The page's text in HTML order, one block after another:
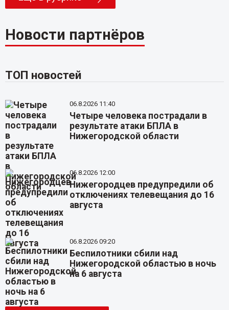
Новости партнёров
ТОП новостей
06.8.2026 11:40
Четыре человека пострадали в
результате атаки БПЛА в
Нижегородской области
06.8.2026 12:00
Нижегородцев предупредили об
отключениях телевещания до 16
августа
06.8.2026 09:20
Беспилотники сбили над
Нижегородской областью в ночь
на 6 августа